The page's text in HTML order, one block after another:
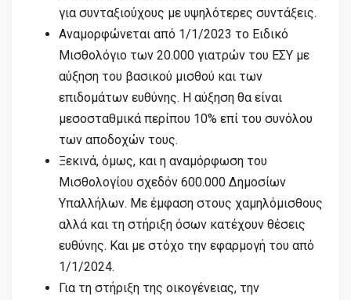
για συνταξιούχους με υψηλότερες συντάξεις.
Αναμορφώνεται από 1/1/2023 το Ειδικό
Μισθολόγιο των 20.000 γιατρών του ΕΣΥ με
αύξηση του βασικού μισθού και των
επιδομάτων ευθύνης. Η αύξηση θα είναι
μεσοσταθμικά περίπου 10% επί του συνόλου
των αποδοχών τους.
Ξεκινά, όμως, και η αναμόρφωση του
Μισθολογίου σχεδόν 600.000 Δημοσίων
Υπαλλήλων. Με έμφαση στους χαμηλόμισθους
αλλά και τη στήριξη όσων κατέχουν θέσεις
ευθύνης. Και με στόχο την εφαρμογή του από
1/1/2024.
Για τη στήριξη της οικογένειας, την